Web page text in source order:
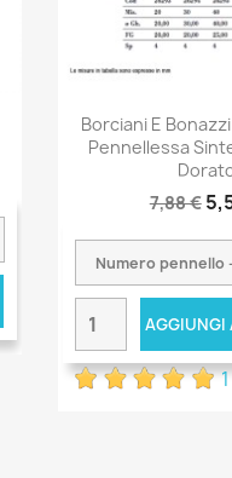
Borciani E
Pennellessa
7,88 €
AGGIUNGI